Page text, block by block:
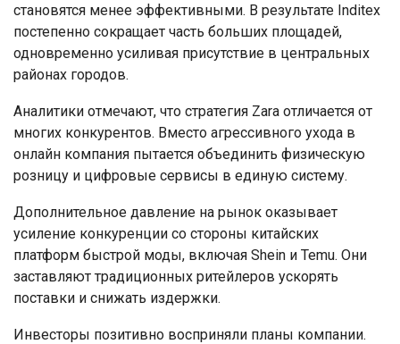
становятся менее эффективными. В результате Inditex
постепенно сокращает часть больших площадей,
одновременно усиливая присутствие в центральных
районах городов.
Аналитики отмечают, что стратегия Zara отличается от
многих конкурентов. Вместо агрессивного ухода в
онлайн компания пытается объединить физическую
розницу и цифровые сервисы в единую систему.
Дополнительное давление на рынок оказывает
усиление конкуренции со стороны китайских
платформ быстрой моды, включая Shein и Temu. Они
заставляют традиционных ритейлеров ускорять
поставки и снижать издержки.
Инвесторы позитивно восприняли планы компании.